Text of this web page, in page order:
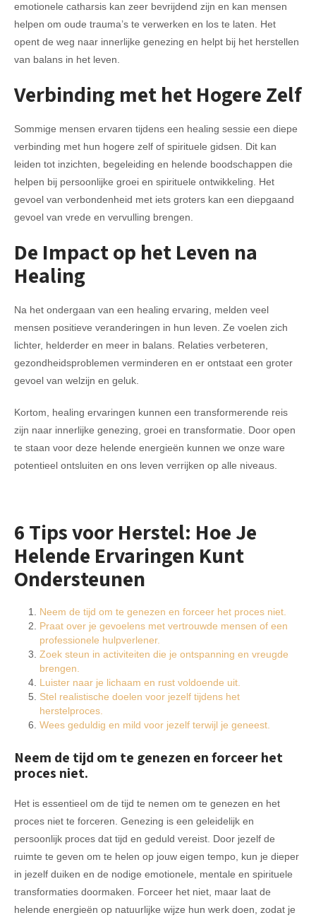
emotionele catharsis kan zeer bevrijdend zijn en kan mensen
helpen om oude trauma’s te verwerken en los te laten. Het
opent de weg naar innerlijke genezing en helpt bij het herstellen
van balans in het leven.
Verbinding met het Hogere Zelf
Sommige mensen ervaren tijdens een healing sessie een diepe
verbinding met hun hogere zelf of spirituele gidsen. Dit kan
leiden tot inzichten, begeleiding en helende boodschappen die
helpen bij persoonlijke groei en spirituele ontwikkeling. Het
gevoel van verbondenheid met iets groters kan een diepgaand
gevoel van vrede en vervulling brengen.
De Impact op het Leven na
Healing
Na het ondergaan van een healing ervaring, melden veel
mensen positieve veranderingen in hun leven. Ze voelen zich
lichter, helderder en meer in balans. Relaties verbeteren,
gezondheidsproblemen verminderen en er ontstaat een groter
gevoel van welzijn en geluk.
Kortom, healing ervaringen kunnen een transformerende reis
zijn naar innerlijke genezing, groei en transformatie. Door open
te staan voor deze helende energieën kunnen we onze ware
potentieel ontsluiten en ons leven verrijken op alle niveaus.
6 Tips voor Herstel: Hoe Je
Helende Ervaringen Kunt
Ondersteunen
Neem de tijd om te genezen en forceer het proces niet.
Praat over je gevoelens met vertrouwde mensen of een
professionele hulpverlener.
Zoek steun in activiteiten die je ontspanning en vreugde
brengen.
Luister naar je lichaam en rust voldoende uit.
Stel realistische doelen voor jezelf tijdens het
herstelproces.
Wees geduldig en mild voor jezelf terwijl je geneest.
Neem de tijd om te genezen en forceer het
proces niet.
Het is essentieel om de tijd te nemen om te genezen en het
proces niet te forceren. Genezing is een geleidelijk en
persoonlijk proces dat tijd en geduld vereist. Door jezelf de
ruimte te geven om te helen op jouw eigen tempo, kun je dieper
in jezelf duiken en de nodige emotionele, mentale en spirituele
transformaties doormaken. Forceer het niet, maar laat de
helende energieën op natuurlijke wijze hun werk doen, zodat je